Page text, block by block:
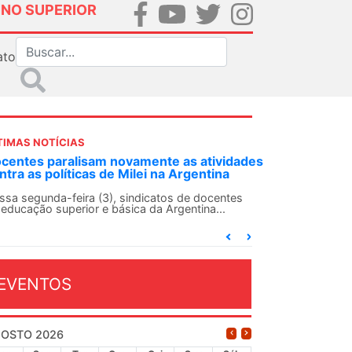
SUPERIOR
NOTÍCIAS
paralisam novamente as atividades
as políticas de Milei na Argentina
segunda-feira (3), sindicatos de docentes
superior e básica da Argentina...
ANDES-SN
2026